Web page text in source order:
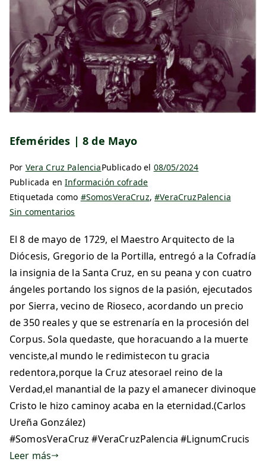
Efemérides | 8 de Mayo
Por Vera Cruz PalenciaPublicado el 08/05/2024
Publicada enInformación cofrade
Etiquetada como #SomosVeraCruz,#VeraCruzPalencia
Sin comentarios
El 8 de mayo de 1729, el Maestro Arquitecto de la
Diócesis, Gregorio de la Portilla, entregó a la Cofradía
la insignia de la Santa Cruz, en su peana y con cuatro
ángeles portando los signos de la pasión, ejecutados
por Sierra, vecino de Rioseco, acordando un precio
de 350 reales y que se estrenaría en la procesión del
Corpus. Sola quedaste, que horacuando a la muerte
venciste,al mundo le redimistecon tu gracia
redentora,porque la Cruz atesorael reino de la
Verdad,el manantial de la pazy el amanecer divinoque
Cristo le hizo caminoy acaba en la eternidad.(Carlos
Ureña González)
#SomosVeraCruz #VeraCruzPalencia #LignumCrucis
Leer más